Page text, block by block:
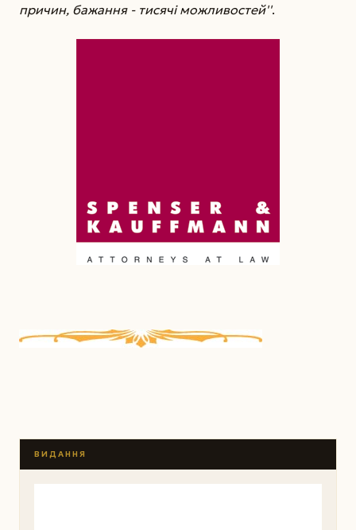
причин, бажання - тисячі можливостей''.
ВИДАННЯ